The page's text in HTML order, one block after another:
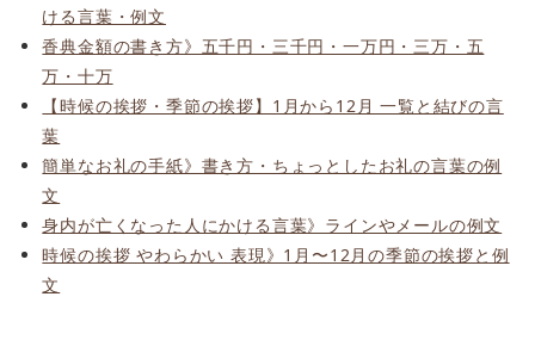
ける言葉・例文
香典金額の書き方》五千円・三千円・一万円・三万・五
万・十万
【時候の挨拶・季節の挨拶】1月から12月 一覧と結びの言
葉
簡単なお礼の手紙》書き方・ちょっとしたお礼の言葉の例
文
身内が亡くなった人にかける言葉》ラインやメールの例文
時候の挨拶 やわらかい 表現》1月〜12月の季節の挨拶と例
文